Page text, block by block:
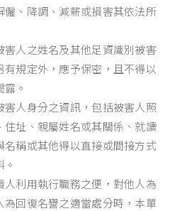
僱、降調、減薪或損害其依法所
害人之姓名及其他足資識別被害
有規定外，應予保密，且不得以
。
害人身分之資訊，包括被害人照
住址、親屬姓名或其關係、就讀
名稱或其他得以直接或間接方式
人利用執行職務之便，對他人為
為回復名譽之適當處分時，本單